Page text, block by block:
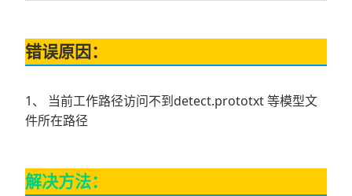
错误原因：
1、 当前工作路径访问不到detect.prototxt 等模型文
件所在路径
解决方法：